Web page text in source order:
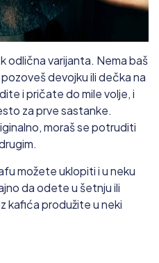
odlična varijanta. Nema baš
devojku ili dečka na
i pričate do mile volje, i
za prve sastanke.
moraš se potruditi
možete uklopiti i u neku
da odete u šetnju ili
kafića produžite u neki